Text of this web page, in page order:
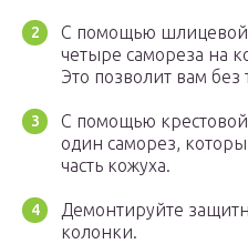
С помощью шлицевой
четыре самореза на
Это позволит вам без
С помощью
один саморез,
часть кожуха.
Демонтируйте
колонки.